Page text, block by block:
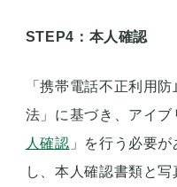
STEP4：本人確認
「携帯電話不正利用
法」に基づき、アイブ
人確認 」を行う必要
し、本人確認書類と